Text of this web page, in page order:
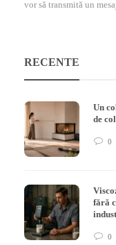
vor să transmită un
RECENTE
Un
de
0
fără
0